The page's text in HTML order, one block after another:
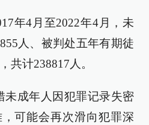
年4月至2022年4月，未
人、被判处五年有期徒
共计238817人。
未成年人因犯罪记录失密
可能会再次滑向犯罪深